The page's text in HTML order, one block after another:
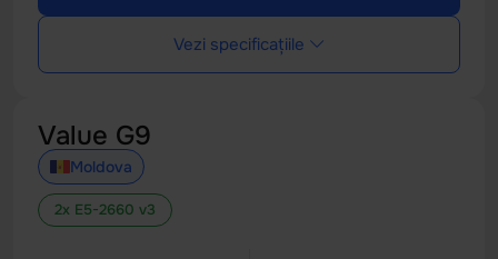
Vezi specificațiile
Value G9
Moldova
2x E5-2660 v3